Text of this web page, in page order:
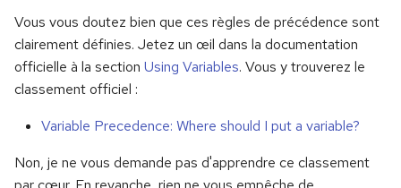
Vous vous doutez bien que ces règles de précédence sont
clairement définies. Jetez un œil dans la documentation
officielle à la section Using Variables. Vous y trouverez le
classement officiel :
Variable Precedence: Where should I put a variable?
Non, je ne vous demande pas d'apprendre ce classement